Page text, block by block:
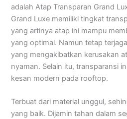
adalah Atap Transparan Grand
Grand Luxe memiliki tingkat
yang artinya atap ini mampu
yang optimal. Namun tetap
yang mengakibatkan kerusakan
nyaman. Selain itu, transparansi
kesan modern pada rooftop.
Terbuat dari material unggul,
yang baik. Dijamin tahan dalam